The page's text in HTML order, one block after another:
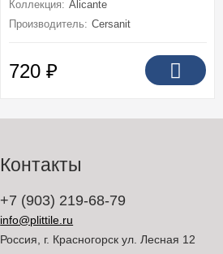
Коллекция: Alicante
Производитель: Cersanit
720₽
Контакты
+7 (903) 219-68-79
info@plittile.ru
Россия, г. Красногорск ул. Лесная 12